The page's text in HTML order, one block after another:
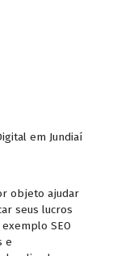
em Jundiaí
objeto ajudar
seus lucros
SEO
e